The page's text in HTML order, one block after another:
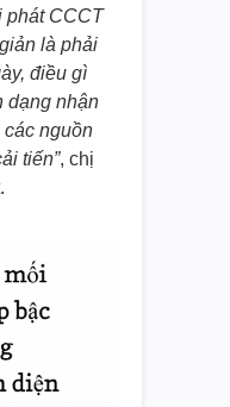
phát CCCT
là phải
điều gì
dạng nhận
các nguồn
tiến”, chị